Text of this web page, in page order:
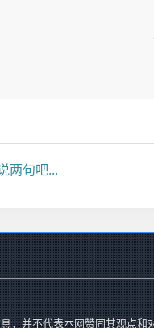
两句吧...
，并不代表本网赞同其观点和